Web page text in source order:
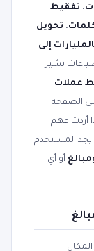
، تفقيط
كلمات، تحويل
إلى
تشير
عملات
الصفحة
أردت فهم
يجد المستخدم
أو أي